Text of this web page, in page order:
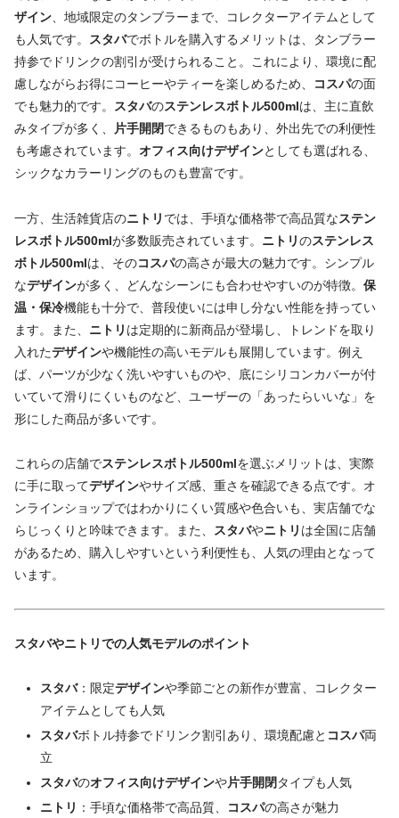
ザイン、地域限定のタンブラーまで、コレクターアイテムとして
も人気です。 スタバでボトルを購入するメリットは、タンブラー
持参でドリンクの割引が受けられること。これにより、環境に配
慮しながらお得にコーヒーやティーを楽しめるため、
コスパの面
でも魅力的です。 スタバのステンレスボトル500mlは、主に直飲
みタイプが多く、 片手開閉できるものもあり、外出先での利便性
も考慮されています。 オフィス向けデザインとしても選ばれる、
シックなカラーリングのものも豊富です。
一方、生活雑貨店のニトリ では、手頃な価格帯で高品質なステン
レスボトル500mlが多数販売されています。 ニトリのステンレス
ボトル500mlは、そのコスパの高さが最大の魅力です。シンプル
なデザインが多く、どんなシーンにも合わせやすいのが特徴。 保
温・保冷機能も十分で、普段使いには申し分ない性能を持ってい
ます。また、 ニトリ は定期的に新商品が登場し、トレンドを取り
入れたデザインや機能性の高いモデルも展開しています。例え
ば、パーツが少なく洗いやすいものや、底にシリコンカバーが付
いていて滑りにくいものなど、ユーザーの「あったらいいな」を
形にした商品が多いです。
これらの店舗でステンレスボトル500mlを選ぶメリットは、実際
に手に取ってデザインやサイズ感、重さを確認できる点です。オ
ンラインショップではわかりにくい質感や色合いも、実店舗でな
らじっくりと吟味できます。また、
スタバやニトリ は全国に店舗
があるため、購入しやすいという利便性も、人気の理由となって
います。
スタバやニトリでの人気モデルのポイント
スタバ：限定デザインや季節ごとの新作が豊富、コレクター
アイテムとしても人気
スタバボトル持参でドリンク割引あり、環境配慮と コスパ両
立
スタバのオフィス向けデザインや片手開閉 タイプも人気
ニトリ ：手頃な価格帯で高品質、 コスパの高さが魅力